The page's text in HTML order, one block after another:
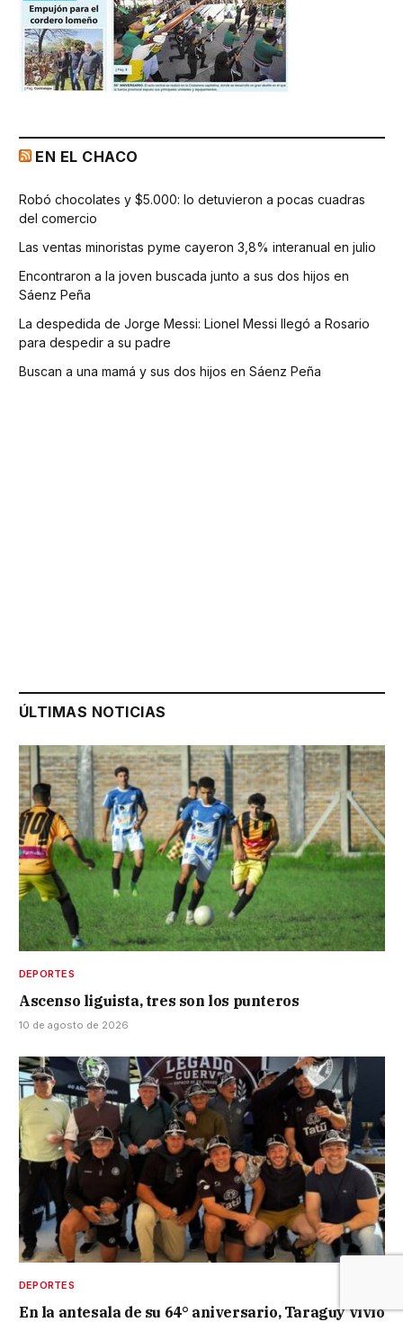
EN EL CHACO
Robó chocolates y $5.000: lo detuvieron a pocas cuadras
del comercio
Las ventas minoristas pyme cayeron 3,8% interanual en julio
Encontraron a la joven buscada junto a sus dos hijos en
Sáenz Peña
La despedida de Jorge Messi: Lionel Messi llegó a Rosario
para despedir a su padre
Buscan a una mamá y sus dos hijos en Sáenz Peña
ÚLTIMAS NOTICIAS
DEPORTES
Ascenso liguista, tres son los punteros
10 de agosto de 2026
DEPORTES
En la antesala de su 64° aniversario, Taraguy vivió